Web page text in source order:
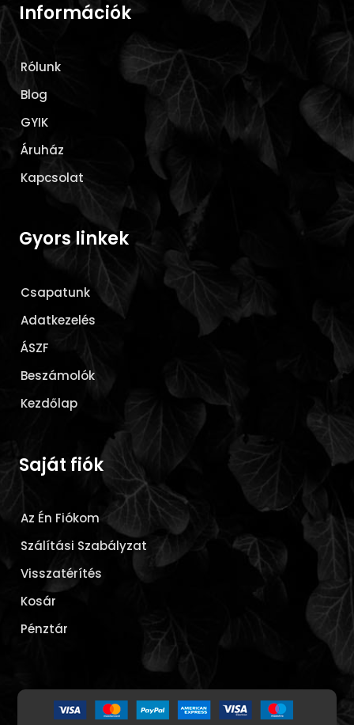
Információk
Rólunk
Blog
GYIK
Áruház
Kapcsolat
Gyors linkek
Csapatunk
Adatkezelés
ÁSZF
Beszámolók
Kezdőlap
Saját fiók
Az Én Fiókom
Szálítási Szabályzat
Visszatérítés
Kosár
Pénztár